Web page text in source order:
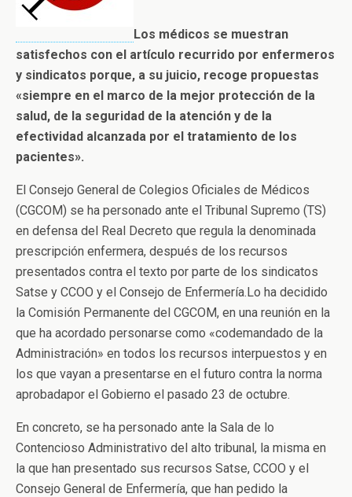
Los médicos se muestran
satisfechos con el artículo recurrido por enfermeros
y sindicatos porque, a su juicio, recoge propuestas
«siempre en el marco de la mejor protección de la
salud, de la seguridad de la atención y de la
efectividad alcanzada por el tratamiento de los
pacientes».
El Consejo General de Colegios Oficiales de Médicos
(CGCOM) se ha personado ante el Tribunal Supremo (TS)
en defensa del Real Decreto que regula la denominada
prescripción enfermera, después de los recursos
presentados contra el texto por parte de los sindicatos
Satse y CCOO y el Consejo de Enfermería.Lo ha decidido
la Comisión Permanente del CGCOM, en una reunión en la
que ha acordado personarse como «codemandado de la
Administración» en todos los recursos interpuestos y en
los que vayan a presentarse en el futuro contra la norma
aprobadapor el Gobierno el pasado 23 de octubre.
En concreto, se ha personado ante la Sala de lo
Contencioso Administrativo del alto tribunal, la misma en
la que han presentado sus recursos Satse, CCOO y el
Consejo General de Enfermería, que han pedido la